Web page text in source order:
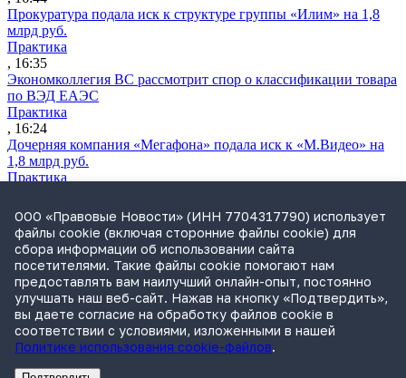
Прокуратура подала иск к структуре группы «Илим» на 1,8
млрд руб.
Практика
, 16:35
Экономколлегия ВС рассмотрит спор о классификации товара
по ВЭД ЕАЭС
Практика
, 16:24
Дочерняя компания «Мегафона» подала иск к «М.Видео» на
1,8 млрд руб.
Практика
СИП проверит отмену патента на систему управления
устройствами после возражений «Яндекса»
Практика
, 15:17
Суды 10 стран рассматривают иски российской «дочки»
Google о возврате дивидендов
Международная практика
, 14:09
ООО «Правовые Новости» (ИНН 7704317790) использует
файлы cookie (включая сторонние файлы cookie) для
сбора информации об использовании сайта
посетителями. Такие файлы cookie помогают нам
предоставлять вам наилучший онлайн-опыт, постоянно
улучшать наш веб-сайт. Нажав на кнопку «Подтвердить»,
вы даете согласие на обработку файлов cookie в
соответствии с условиями, изложенными в нашей
Политике использования cookie-файлов.